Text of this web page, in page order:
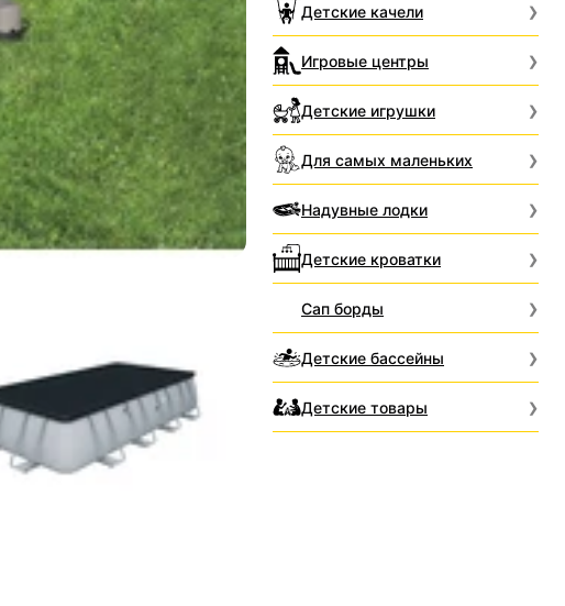
Детские качели
Игровые центры
Детские игрушки
Для самых маленьких
Надувные лодки
Детские кроватки
Сап борды
Детские бассейны
Детские товары